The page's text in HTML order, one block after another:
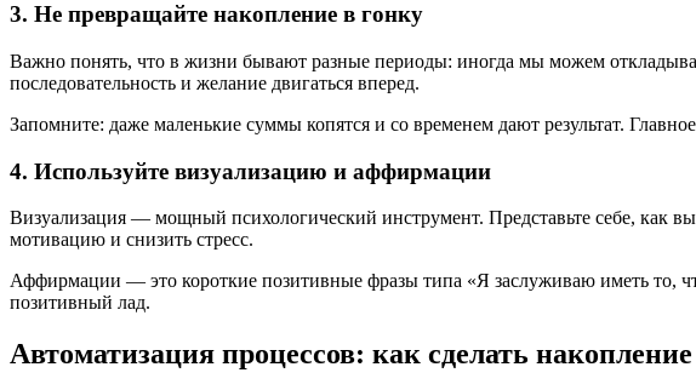
3. Не превращайте накопление в гонку
Важно понять, что в жизни бывают разные периоды: иногда мы можем
последовательность и желание двигаться вперед.
Запомните: даже маленькие суммы копятся и со временем дают результат.
4. Используйте визуализацию и аффирмации
Визуализация — мощный психологический инструмент. Представьте себе, как
мотивацию и снизить стресс.
Аффирмации — это короткие позитивные фразы типа «Я заслуживаю иметь то,
позитивный лад.
Автоматизация процессов: как сделать